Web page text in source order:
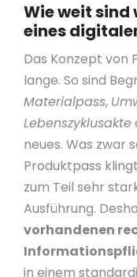
Wie weit sind
eines
Das Konzept von
lange. So sind
Materialpass,
Lebenszyklusakte
neues. Was zwar
Produktpass
zum Teil sehr
Ausführung.
vorhandenen
in einem